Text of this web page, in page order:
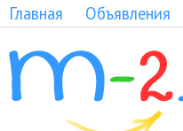
Главная Объявления